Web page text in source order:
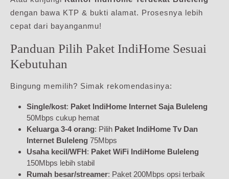
dengan bawa KTP & bukti alamat. Prosesnya lebih
cepat dari bayanganmu!
Panduan Pilih Paket IndiHome Sesuai
Kebutuhan
Bingung memilih? Simak rekomendasinya:
Single/kost: Paket IndiHome Internet Saja Buleleng
50Mbps cukup hemat
Keluarga 3-4 orang: Pilih Paket IndiHome Tv Dan
Internet Buleleng 75Mbps
Usaha kecil/WFH: Paket WiFi IndiHome Buleleng
150Mbps lebih stabil
Rumah besar/streamer: Paket 200Mbps opsi terbaik